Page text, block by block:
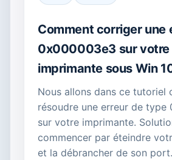
Comment corriger une
0x000003e3 sur votre
imprimante sous Win
Nous allons dans ce tutoriel
résoudre une erreur de
sur votre imprimante.
commencer par éteindre
et la débrancher de son